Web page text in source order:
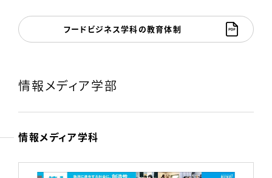
フードビジネス学科の教育体制
情報メディア学部
情報メディア学科